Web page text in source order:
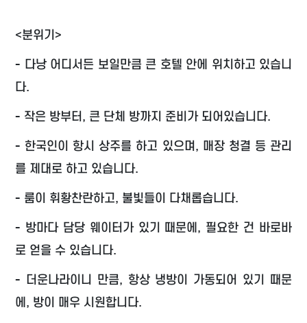
<분위기>
- 다낭 어디서든 보일만큼 큰 호텔 안에 위치하고 있습니
다.
- 작은 방부터, 큰 단체 방까지 준비가 되어있습니다.
- 한국인이 항시 상주를 하고 있으며, 매장 청결 등 관리
를 제대로 하고 있습니다.
- 룸이 휘황찬란하고, 불빛들이 다채롭습니다.
- 방마다 담당 웨이터가 있기 때문에, 필요한 건 바로바
로 얻을 수 있습니다.
- 더운나라이니 만큼, 항상 냉방이 가동되어 있기 때문
에, 방이 매우 시원합니다.